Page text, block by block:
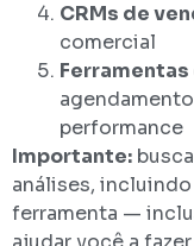
CRMs de
comercial
performance
Importante:
análises,
ferramenta —